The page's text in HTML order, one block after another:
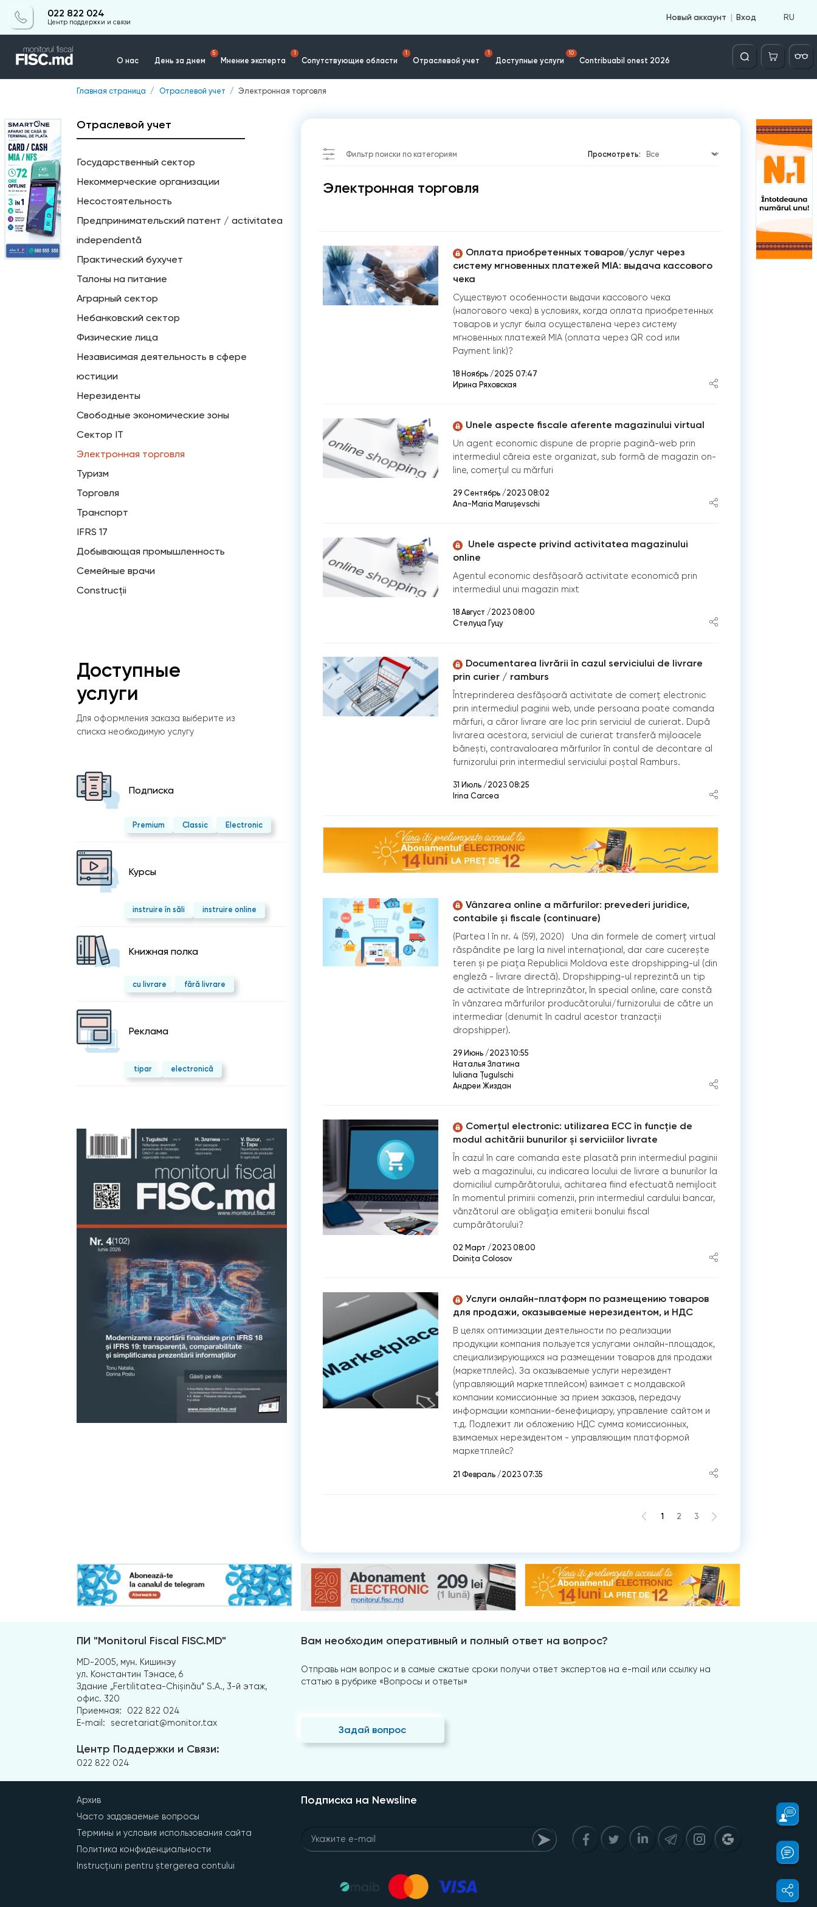
022 822 024
Центр поддержки и связи
Новый аккаунт Вход RU
О нас День за днем
5
Мнение эксперта
1
Сопутствующие области
1
Отраслевой учет
1
Доступные услуги
10
Contribuabil onest 2026
Căutare
Главная страница Отраслевой учет Электронная торговля
Отраслевой учет
Государственный сектор
Некоммерческие организации
Несостоятельность
Предпринимательский патент / activitatea
independentă
Практический бухучет
Талоны на питание
Аграрный сектор
Небанковский сектор
Физические лица
Независимая деятельность в сфере
юстиции
Нерезиденты
Свободные экономические зоны
Сектор IT
Электронная торговля
Туризм
Торговля
Транспорт
IFRS 17
Добывающая промышленность
Семейные врачи
Construcții
Доступные
услуги
Для оформления заказа выберите из
списка необходимую услугу
Подписка
Premium Classic Electronic
Курсы
instruire în săli instruire online
Kнижная полка
cu livrare fără livrare
Реклама
tipar electronică
Фильтр поиски по категориям Просмотреть:
Электронная торговля
Оплата приобретенных товаров/услуг через
систему мгновенных платежей MIA: выдача кассового
чека
Существуют особенности выдачи кассового чека
(налогового чека) в условиях, когда оплата приобретенных
товаров и услуг была осуществлена через систему
мгновенных платежей MIA (оплата через QR cod или
Payment link)?
18 Ноябрь /2025 07:47
Ирина Ряховская
Unele aspecte fiscale aferente magazinului virtual
Un agent economic dispune de proprie pagină-web prin
intermediul căreia este organizat, sub formă de magazin on-
line, comerțul cu mărfuri
29 Сентябрь /2023 08:02
Ana-Maria Marușevschi
Unele aspecte privind activitatea magazinului
online
Agentul economic desfășoară activitate economică prin
intermediul unui magazin mixt
18 Август /2023 08:00
Стелуца Гуцу
Documentarea livrării în cazul serviciului de livrare
prin curier / ramburs
Întreprinderea desfășoară activitate de comerț electronic
prin intermediul paginii web, unde persoana poate comanda
mărfuri, a căror livrare are loc prin serviciul de curierat. După
livrarea acestora, serviciul de curierat transferă mijloacele
bănești, contravaloarea mărfurilor în contul de decontare al
furnizorului prin intermediul serviciului poștal Ramburs.
31 Июль /2023 08:25
Irina Carcea
Vânzarea online a mărfurilor: prevederi juridice,
contabile și fiscale (continuare)
(Partea I în nr. 4 (59), 2020) Una din formele de comerţ virtual
răspândite pe larg la nivel internaţional, dar care cucerește
teren și pe piaţa Republicii Moldova este dropshipping-ul (din
engleză - livrare directă). Dropshipping-ul reprezintă un tip
de activitate de întreprinzător, în special online, care constă
în vânzarea mărfurilor producătorului/furnizorului de către un
intermediar (denumit în cadrul acestor tranzacţii
dropshipper).
29 Июнь /2023 10:55
Наталья Златина
Iuliana Țugulschi
Андреи Жиздан
Comerțul electronic: utilizarea ECC în funcție de
modul achitării bunurilor și serviciilor livrate
În cazul în care comanda este plasată prin intermediul paginii
web a magazinului, cu indicarea locului de livrare a bunurilor la
domiciliul cumpărătorului, achitarea fiind efectuată nemijlocit
în momentul primirii comenzii, prin intermediul cardului bancar,
vânzătorul are obligația emiterii bonului fiscal
cumpărătorului?
02 Март /2023 08:00
Doinița Colosov
Услуги онлайн-платформ по размещению товаров
для продажи, оказываемые нерезидентом, и НДС
В целях оптимизации деятельности по реализации
продукции компания пользуется услугами онлайн-площадок,
специализирующихся на размещении товаров для продажи
(маркетплейс). За оказываемые услуги нерезидент
(управляющий маркетплейсом) взимает с молдавской
компании комиссионные за прием заказов, передачу
информации компании-бенефициару, управление сайтом и
т.д. Подлежит ли обложению НДС сумма комиссионных,
взимаемых нерезидентом - управляющим платформой
маркетплейс?
21 Февраль /2023 07:35
1 2 3
ПИ "Monitorul Fiscal FISC.MD"
MD-2005, мун. Кишинэу
ул. Константин Тэнасе, 6
Здание „Fertilitatea-Chișinău” S.A., 3-й этаж,
офис. 320
Приемная:
022 822 024
E-mail:
secretariat@monitor.tax
Центр Поддержки и Связи:
022 822 024
Вам необходим оперативный и полный ответ на вопрос?
Отправь нам вопрос и в самые сжатые сроки получи ответ экспертов на e-mail или ссылку на
статью в рубрике «Вопросы и ответы»
Задай вопрос
Архив
Часто задаваемые вопросы
Термины и условия использования сайта
Политика конфиденциальности
Instrucțiuni pentru ștergerea contului
Подписка на Newsline